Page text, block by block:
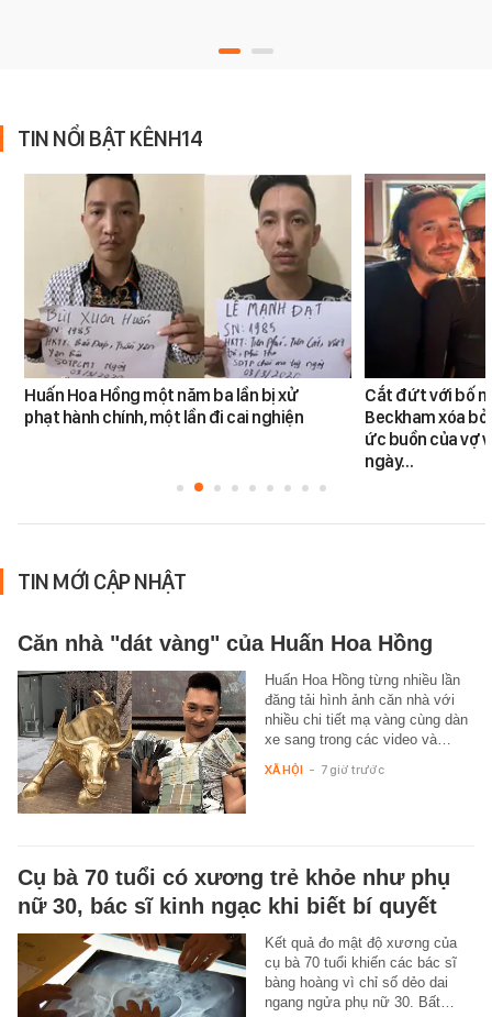
TIN NỔI BẬT KÊNH14
Huấn Hoa Hồng một năm ba lần bị xử
phạt hành chính, một lần đi cai nghiện
Cắt đứt với bố
Beckham xóa
ức buồn của vợ
ngày…
TIN MỚI CẬP NHẬT
Căn nhà "dát vàng" của Huấn Hoa Hồng
Huấn Hoa Hồng từng nhiều lần
đăng tải hình ảnh căn nhà với
nhiều chi tiết mạ vàng cùng dàn
xe sang trong các video và…
XÃ HỘI - 7 giờ trước
Cụ bà 70 tuổi có xương trẻ khỏe như phụ
nữ 30, bác sĩ kinh ngạc khi biết bí quyết
Kết quả đo mật độ xương của
cụ bà 70 tuổi khiến các bác sĩ
bàng hoàng vì chỉ số dẻo dai
ngang ngửa phụ nữ 30. Bất…